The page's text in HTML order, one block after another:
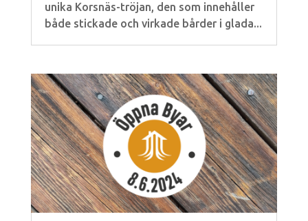
unika Korsnäs-tröjan, den som innehåller
både stickade och virkade bårder i glada...